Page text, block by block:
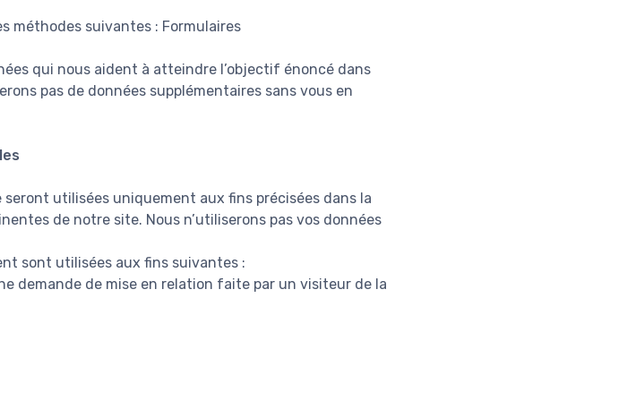
méthodes suivantes : Formulaires
qui nous aident à atteindre l’objectif énoncé dans
pas de données supplémentaires sans vous en
utilisées uniquement aux fins précisées dans la
de notre site. Nous n’utiliserons pas vos données
sont utilisées aux fins suivantes :
demande de mise en relation faite par un visiteur de la